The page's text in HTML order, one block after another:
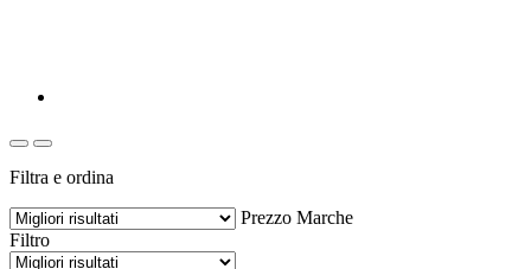
Filtra e ordina
Prezzo Marche
Filtro